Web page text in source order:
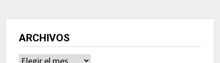
ARCHIVOS
Archivos